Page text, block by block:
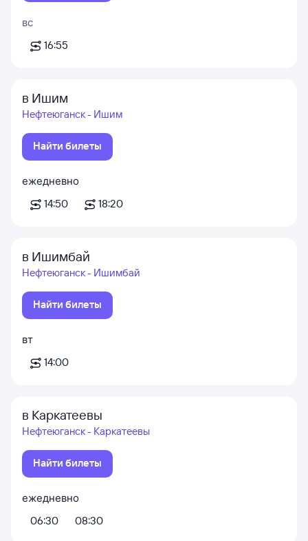
вс
16:55
в Ишим
Нефтеюганск - Ишим
Найти билеты
ежедневно
14:50
18:20
в Ишимбай
Нефтеюганск - Ишимбай
Найти билеты
вт
14:00
в Каркатеевы
Нефтеюганск - Каркатеевы
Найти билеты
ежедневно
06:30
08:30